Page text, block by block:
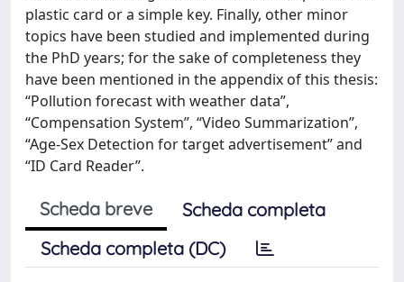
plastic card or a simple key. Finally, other minor
topics have been studied and implemented during
the PhD years; for the sake of completeness they
have been mentioned in the appendix of this thesis:
“Pollution forecast with weather data”,
“Compensation System”, “Video Summarization”,
“Age-Sex Detection for target advertisement” and
“ID Card Reader”.
Scheda breve
Scheda completa
Scheda completa (DC)